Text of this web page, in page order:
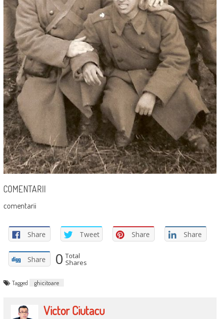
COMENTARII
comentarii
Share Tweet Share Share
Share 0 Total
Shares
Tagged ghicitoare
Victor Ciutacu